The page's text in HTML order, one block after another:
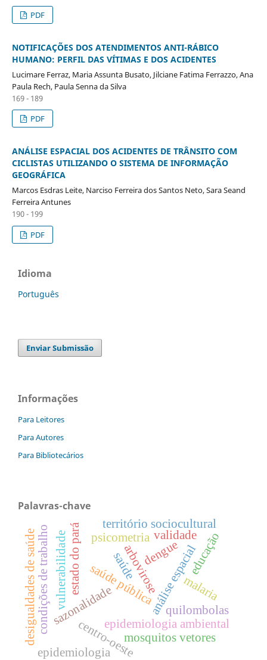
PDF
NOTIFICAÇÕES DOS ATENDIMENTOS ANTI-RÁBICO
HUMANO: PERFIL DAS VÍTIMAS E DOS ACIDENTES
Lucimare Ferraz, Maria Assunta Busato, Jilciane Fatima Ferrazzo, Ana
Paula Rech, Paula Senna da Silva
169 - 189
PDF
ANÁLISE ESPACIAL DOS ACIDENTES DE TRÂNSITO COM
CICLISTAS UTILIZANDO O SISTEMA DE INFORMAÇÃO
GEOGRÁFICA
Marcos Esdras Leite, Narciso Ferreira dos Santos Neto, Sara Seand
Ferreira Antunes
190 - 199
PDF
Idioma
Português
Enviar Submissão
Informações
Para Leitores
Para Autores
Para Bibliotecários
Palavras-chave
sazonalidadeepidemiologia ambiental
saúde pública
estado do pará análise espacial
arbovirose
centro-oeste
psicometria validade
condições de trabalho
desigualdades de saúde
território sociocultural
vulnerabilidade malaria
epidemiologia
mosquitos vetores
dengue educação
saúde
quilombolas